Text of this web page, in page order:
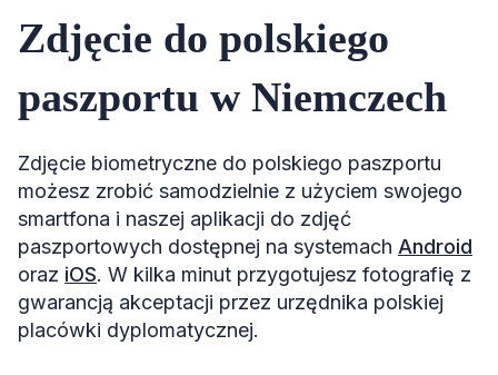
Zdjęcie do polskiego
paszportu w Niemczech
Zdjęcie biometryczne do polskiego paszportu
możesz zrobić samodzielnie z użyciem swojego
smartfona i naszej aplikacji do zdjęć
paszportowych dostępnej na systemach Android
oraz iOS. W kilka minut przygotujesz fotografię z
gwarancją akceptacji przez urzędnika polskiej
placówki dyplomatycznej.